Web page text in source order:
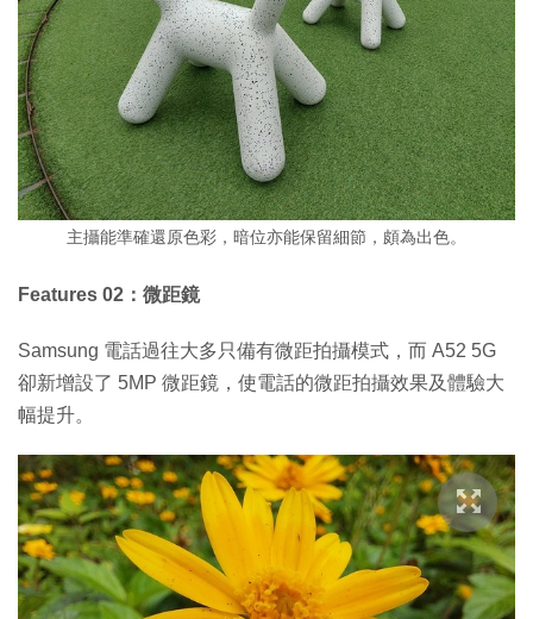
主攝能準確還原色彩，暗位亦能保留細節，頗為出色。
Features 02：微距鏡
Samsung 電話過往大多只備有微距拍攝模式，而 A52 5G
卻新增設了 5MP 微距鏡，使電話的微距拍攝效果及體驗大
幅提升。